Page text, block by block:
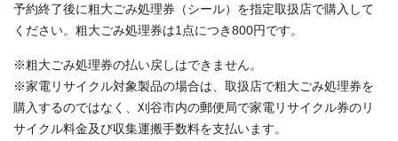
予約終了後に粗大ごみ処理券（シール）を指定取扱店で購入して
ください。粗大ごみ処理券は1点につき800円です。
※粗大ごみ処理券の払い戻しはできません。
※家電リサイクル対象製品の場合は、取扱店で粗大ごみ処理券を
購入するのではなく、刈谷市内の郵便局で家電リサイクル券のリ
サイクル料金及び収集運搬手数料を支払います。